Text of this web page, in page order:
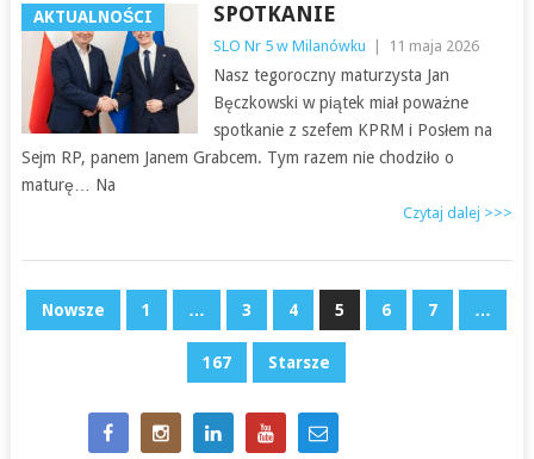
AKTUALNOŚCI SPOTKANIE
SLO Nr 5 w Milanówku 11 maja 2026
Nasz tegoroczny maturzysta Jan
Bęczkowski w piątek miał poważne
spotkanie z szefem KPRM i Posłem na
Sejm RP, panem Janem Grabcem. Tym razem nie chodziło o
maturę… Na
Czytaj dalej >>>
NAWIGACJA
Nowsze 1 … 3 4 5 6 7 …
167 Starsze